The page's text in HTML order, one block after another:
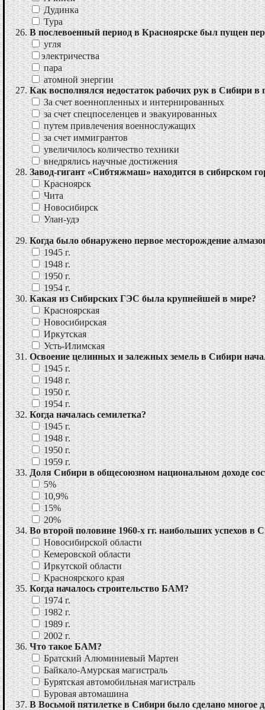
Дудинка
Тура
В послевоенный период в Красноярске был пущен
угля
электричества
пара
атомной энергии
Как восполнялся недостаток рабочих рук в Сибири в
За счет военнопленных и интернированных
за счет спецпоселенцев и эвакуированных
путем привлечения военнослужащих
за счет иммигрантов
увеличилось количество техники
внедрялись научные достижения
Завод-гигант «Сибтяжмаш» находится в сибирском
Красноярск
Чита
Новосибирск
Улан-удэ
Когда было обнаружено первое месторождение
1945 г.
1948 г.
1950 г.
1954 г.
Какая из Сибирских ГЭС была крупнейшей в мире?
Красноярская
Новосибирская
Иркутская
Усть-Илимская
Освоение целинных и залежных земель в Сибири
1945 г.
1948 г.
1950 г.
1954 г.
Когда началась семилетка?
1945 г.
1948 г.
1950 г.
1959 г.
Доля Сибири в общесоюзном национальном доходе
5%
10,9%
15%
20%
Во второй половине 1960-х гг. наибольших успехов в
Новосибирской области
Кемеровской области
Иркутской области
Красноярского края
Когда началось строительство БАМ?
1974 г.
1982 г.
1989 г.
2002 г.
Что такое БАМ?
Братский Алюминиевый Мартен
Байкало-Амурская магистраль
Бурятская автомобильная магистраль
Буровая автомашина
В Восьмой пятилетке в Сибири было сделано многое